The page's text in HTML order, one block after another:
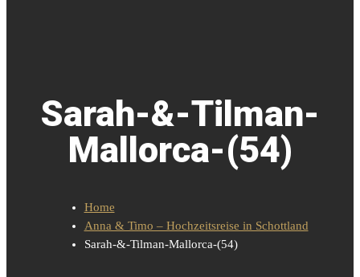
Sarah-&-Tilman-
Mallorca-(54)
Home
Anna & Timo – Hochzeitsreise in Schottland
Sarah-&-Tilman-Mallorca-(54)